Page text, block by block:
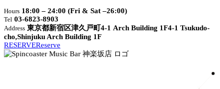
Hours 18:00 – 24:00 (Fri & Sat –26:00)
Tel 03-6823-8903
Address 東京都新宿区津久戸町4-1 Arch Building 1F4-1 Tsukudo-
cho,Shinjuku Arch Building 1F
RESERVEReserve